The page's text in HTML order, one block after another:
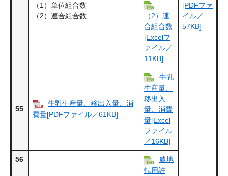
（1）単位組合数
（2）連合組合数
（2）連
合組合数
[Excelフ
ァイル／
11KB]
[PDFファ
イル／
57KB]
55
牛乳生産量、移出入量、消
費量[PDFファイル／61KB]
牛乳
生産量、
移出入
量、消費
量[Excel
ファイル
／16KB]
56
農地
転用許